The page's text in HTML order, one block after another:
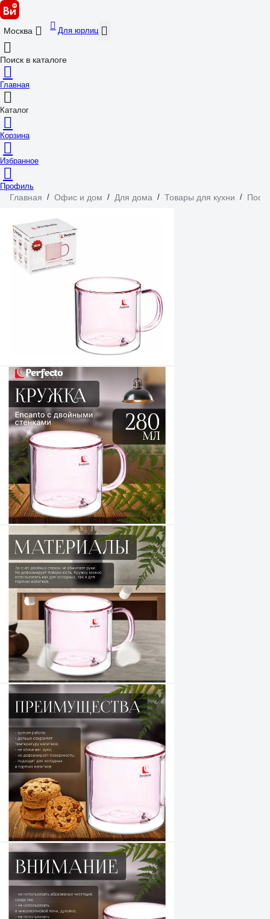
Москва Для юрлиц
Поиск в каталоге
Главная
Каталог
Корзина
Избранное
Профиль
Главная / Офис и дом / Для дома / Товары для кухни /